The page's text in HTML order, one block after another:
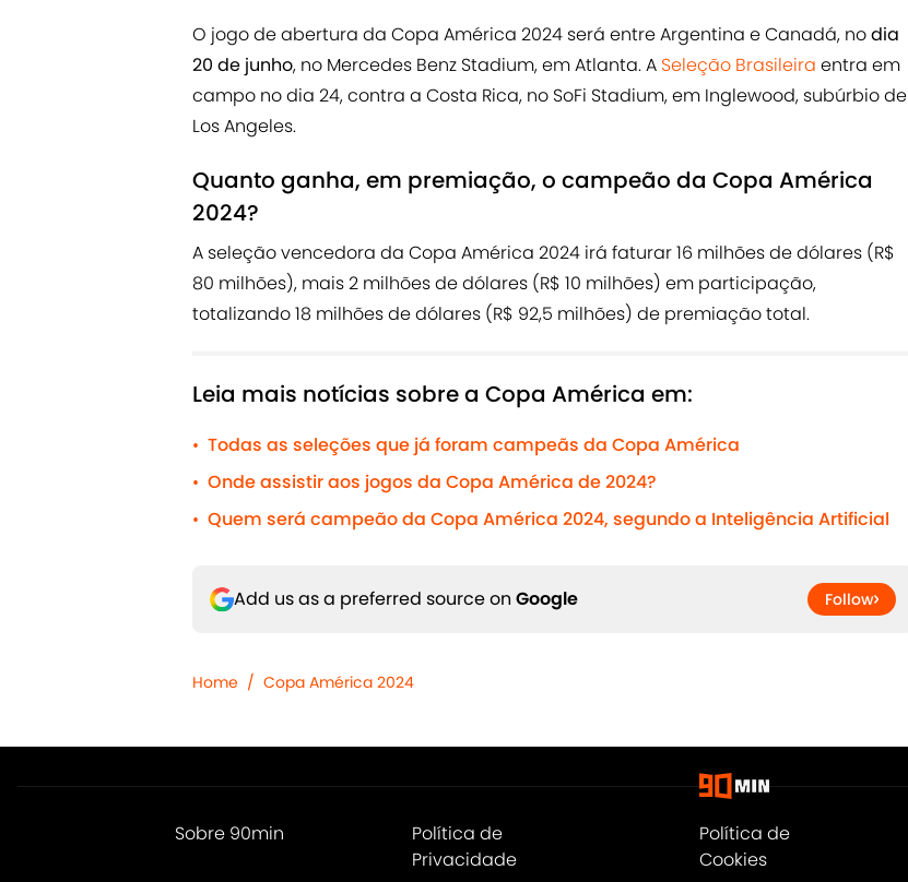
O jogo de abertura da Copa América 2024 será entre Argentina e Canadá, nodia
20 de junho, no Mercedes Benz Stadium, em Atlanta. A Seleção Brasileira entra em
campo no dia 24, contra a Costa Rica, no SoFi Stadium, em Inglewood, subúrbio de
Los Angeles.
Quanto ganha, em premiação, o campeão da Copa América
2024?
A seleção vencedora da Copa América 2024 irá faturar 16 milhões de dólares (R$
80 milhões), mais 2 milhões de dólares (R$ 10 milhões) em participação,
totalizando 18 milhões de dólares (R$ 92,5 milhões) de premiação total.
Leia mais notícias sobre a Copa América em:
• Todas as seleções que já foram campeãs da Copa América
• Onde assistir aos jogos da Copa América de 2024?
• Quem será campeão da Copa América 2024, segundo a Inteligência Artificial
Add us as a preferred source on Google Follow
Home / Copa América 2024
Sobre 90min
Política de
Privacidade
Política de
Cookies